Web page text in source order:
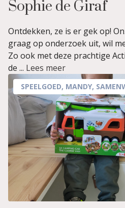
Sophie de Giraf
Ontdekken, ze is er gek op!
graag op onderzoek uit, wil
Zo ook met deze prachtige
de ... Lees meer
SPEELGOED, MANDY,